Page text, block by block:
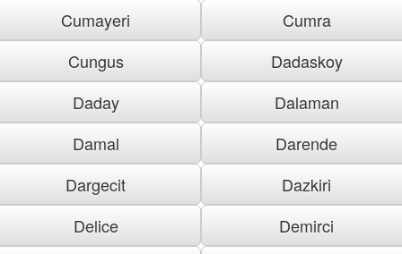
Cumayeri
Cumra
Cungus
Dadaskoy
Daday
Dalaman
Damal
Darende
Dargecit
Dazkiri
Delice
Demirci